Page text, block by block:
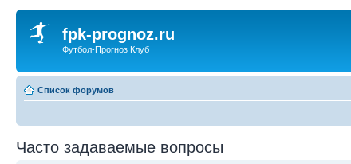
fpk-prognoz.ru
Футбол-Прогноз Клуб
Список форумов
Часто задаваемые вопросы